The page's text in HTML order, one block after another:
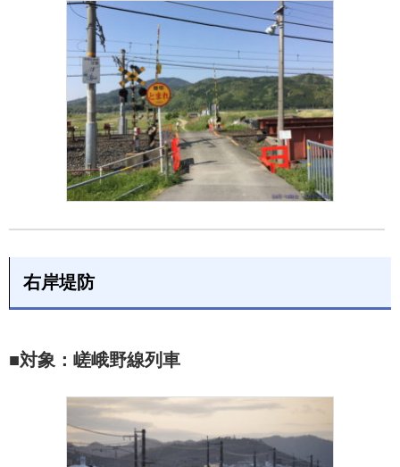
右岸堤防
■対象：嵯峨野線列車